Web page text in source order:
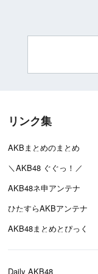
リンク集
AKBまとめのまとめ
＼AKB48 ぐぐっ！／
AKB48ネ申アンテナ
ひたすらAKBアンテナ
AKB48まとめとぴっく
Daily AKB48